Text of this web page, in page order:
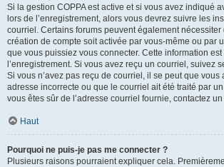
Si la gestion COPPA est active et si vous avez indiqué
lors de l’enregistrement, alors vous devrez suivre les
courriel. Certains forums peuvent également
création de compte soit activée par vous-même ou par
que vous puissiez vous connecter. Cette information
l’enregistrement. Si vous avez reçu un courriel, suivez
Si vous n’avez pas reçu de courriel, il se peut que vous
adresse incorrecte ou que le courriel ait été traité par
vous êtes sûr de l’adresse courriel fournie, contactez
Haut
Pourquoi ne puis-je pas me connecter ?
Plusieurs raisons pourraient expliquer cela.